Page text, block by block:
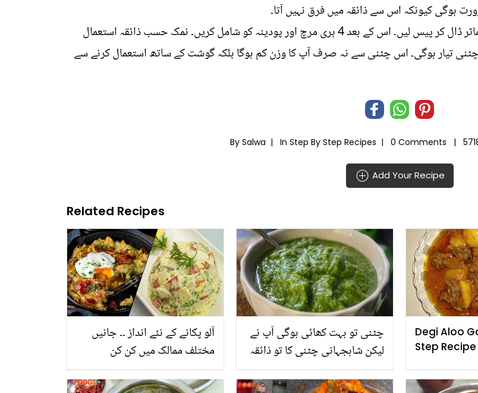
ہوگی کیونکہ اس سے ذائقہ میں فرق نہیں آتا۔
سب سے پہلے انار دانہ کو کوٹ لیں، پھر اس میں 2 پیاز اور 3 ٹماٹر ڈال کر پیس لیں۔ اس کے بعد 4 ہری مرچ اور پودینہ کو شامل کریں۔ نمک حسب ذائقہ استعمال
تیار ہوگی۔ اس چٹنی سے نہ صرف آپ کا وزن کم ہوگا بلکہ گوشت کے ساتھ استعمال کرنے سے
By Salwa | In Step By Step Recipes | 0 Comments |
Add Your Recipe
Related Recipes
آلو پکانے کے نئے انداز ۔۔ جانیں
مختلف ممالک میں کن کن
چٹنی تو بہت کھائی ہوگی آپ نے
لیکن شاہجہانی چٹنی کا تو ذائقہ
دیکھیں
Degi Aloo
Step Recipe